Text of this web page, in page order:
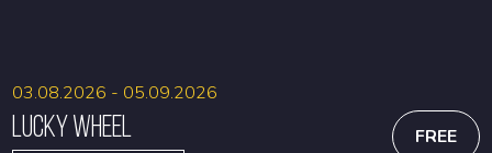
Lucky Wheel
03.08.2026 - 05.09.2026
FREE